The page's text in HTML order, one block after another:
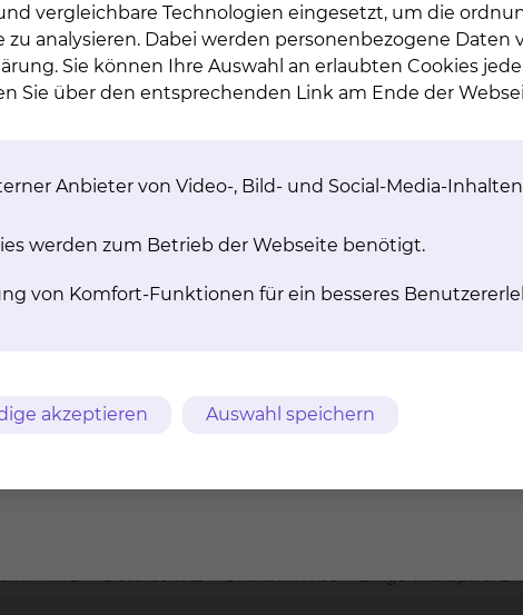
AVB Datenschutz Bildnachweise Entgelttransparenz
vergleichbare Technologien eingesetzt, um die
analysieren. Dabei werden personenbezogene Daten
Sie können Ihre Auswahl an erlaubten Cookies
Sie über den entsprechenden Link am Ende der
Anbieter von Video-, Bild- und Social-Media-
werden zum Betrieb der Webseite benötigt.
von Komfort-Funktionen für ein besseres
akzeptieren Auswahl speichern